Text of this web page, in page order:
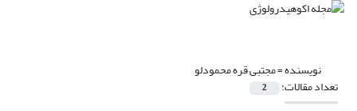
نویسنده =مجتبی قره محمودلو
تعداد مقالات: 2